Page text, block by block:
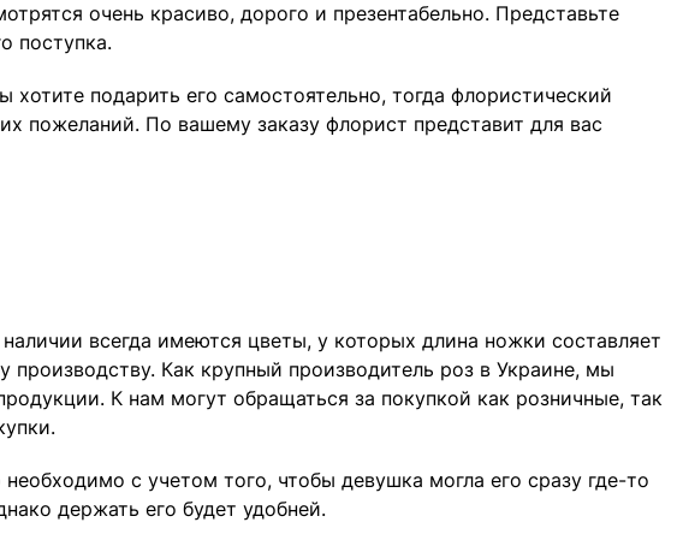
очень красиво, дорого и презентабельно. Представьте
поступка.
подарить его самостоятельно, тогда флористический
пожеланий. По вашему заказу флорист представит для вас
всегда имеются цветы, у которых длина ножки составляет
Как крупный производитель роз в Украине, мы
К нам могут обращаться за покупкой как розничные, так
с учетом того, чтобы девушка могла его сразу где-то
держать его будет удобней.